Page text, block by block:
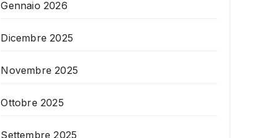
Gennaio 2026
Dicembre 2025
Novembre 2025
Ottobre 2025
Settembre 2025